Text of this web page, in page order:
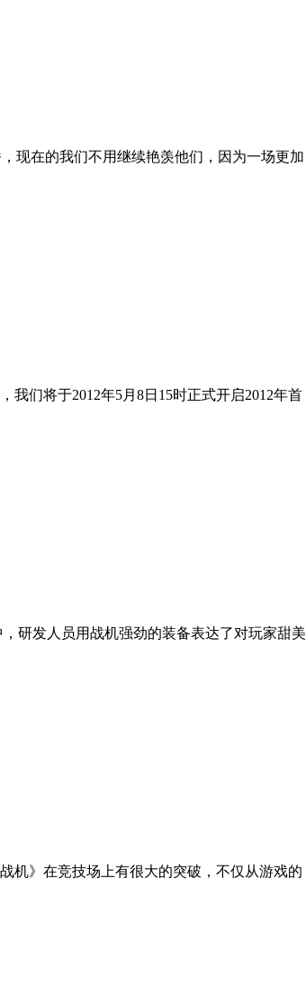
现在的我们不用继续艳羡他们，因为一场更加
们将于2012年5月8日15时正式开启2012年首
研发人员用战机强劲的装备表达了对玩家甜美
机》在竞技场上有很大的突破，不仅从游戏的